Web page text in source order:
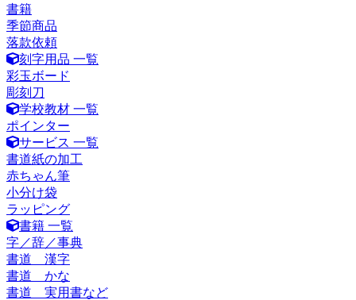
書籍
季節商品
落款依頼
刻字用品 一覧
彩玉ボード
彫刻刀
学校教材 一覧
ポインター
サービス 一覧
書道紙の加工
赤ちゃん筆
小分け袋
ラッピング
書籍 一覧
字／辞／事典
書道 漢字
書道 かな
書道 実用書など